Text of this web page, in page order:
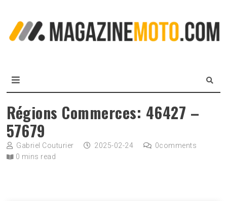
content
Régions Commerces: 46427 –
57679
Gabriel Couturier 2025-02-24 0comments
0 mins read